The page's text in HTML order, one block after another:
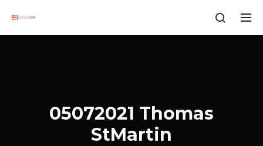
05072021 Thomas
StMartin